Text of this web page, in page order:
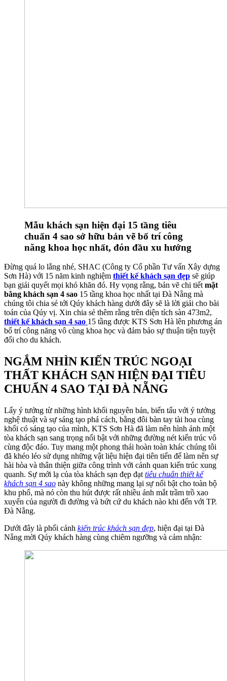
Mẫu khách sạn hiện đại 15 tầng tiêu
chuẩn 4 sao sở hữu bản vẽ bố trí công
năng khoa học nhất, đón đầu xu hướng
Đừng quá lo lắng nhé, SHAC (Công ty Cổ phần Tư vấn Xây dựng
Sơn Hà) với 15 năm kinh nghiệm thiết kế khách sạn đẹp sẽ giúp
bạn giải quyết mọi khó khăn đó. Hy vọng rằng, bản vẽ chi tiếtmặt
bằng khách sạn 4 sao 15 tầng khoa học nhất tại Đà Nẵng mà
chúng tôi chia sẻ tới Qúy khách hàng dưới đây sẽ là lời giải cho bài
toán của Qúy vị. Xin chia sẻ thêm rằng trên diện tích sàn 473m2,
thiết kế khách sạn 4 sao 15 tầng được KTS Sơn Hà lên phương án
bố trí công năng vô cùng khoa học và đảm bảo sự thuận tiện tuyệt
đối cho du khách.
NGẮM NHÌN KIẾN TRÚC NGOẠI
THẤT KHÁCH SẠN HIỆN ĐẠI TIÊU
CHUẨN 4 SAO TẠI ĐÀ NẴNG
Lấy ý tưởng từ những hình khối nguyên bản, biến tấu với ý tưởng
nghệ thuật và sự sáng tạo phá cách, bằng đôi bàn tay tài hoa cùng
khối có sáng tạo của mình, KTS Sơn Hà đã làm nên hình ảnh một
tòa khách sạn sang trọng nổi bật với những đường nét kiến trúc vô
cùng độc đáo. Tuy mang một phong thái hoàn toàn khác chúng tôi
đã khéo léo sử dụng những vật liệu hiện đại tiên tiến để làm nên sự
hài hòa và thân thiện giữa công trình với cảnh quan kiến trúc xung
quanh. Sự mới lạ của tòa khách sạn đẹp đạt tiêu chuẩn thiết kế
khách sạn 4 sao này không những mang lại sự nổi bật cho toàn bộ
khu phố, mà nó còn thu hút được rất nhiều ánh mắt trầm trồ xao
xuyến của người đi đường và bứt cứ du khách nào khi đến với TP.
Đà Nẵng.
Dưới đây là phối cảnh kiến trúc khách sạn đẹp, hiện đại tại Đà
Nẵng mời Qúy khách hàng cùng chiêm ngưỡng và cảm nhận: